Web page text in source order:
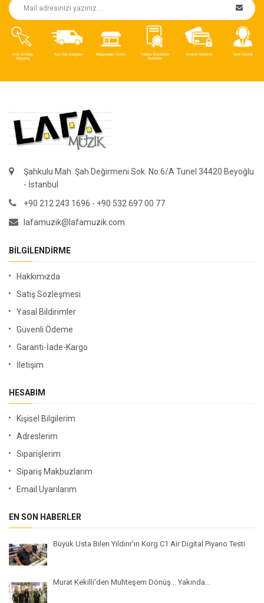
Şahkulu Mah. Şah Değirmeni Sok. No:6/A Tunel 34420 Beyoğlu
- İstanbul
+90 212 243 1696 - +90 532 697 00 77
lafamuzik@lafamuzik.com
BILGILENDIRME
Hakkımızda
Satış Sözleşmesi
Yasal Bildirimler
Güvenli Ödeme
Garanti-İade-Kargo
İletişim
HESABIM
Kişisel Bilgilerim
Adreslerim
Siparişlerim
Sipariş Makbuzlarım
Email Uyarılarım
EN SON HABERLER
Büyük Usta Bilen Yıldırır'ın Korg C1 Air Digital Piyano Testi
Murat Kekilli'den Muhteşem Dönüş... Yakında...